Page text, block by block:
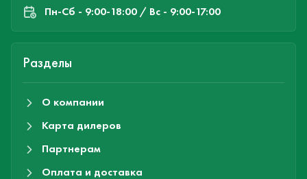
Пн-Cб - 9:00-18:00 / Вс - 9:00-17:00
Разделы
О компании
Карта дилеров
Партнерам
Оплата и доставка